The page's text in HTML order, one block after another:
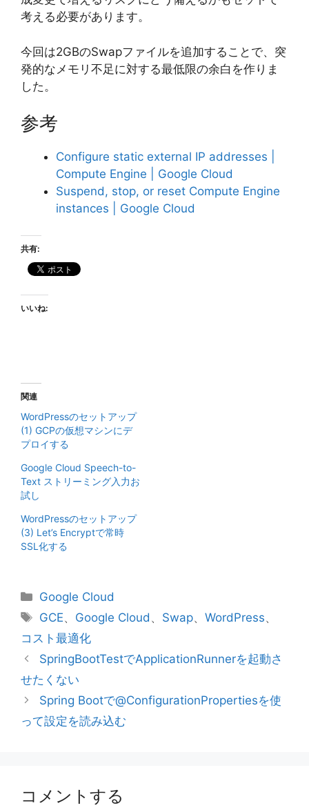
考える必要があります。
今回は2GBのSwapファイルを追加することで、突
発的なメモリ不足に対する最低限の余白を作りま
した。
参考
Configure static external IP addresses |
Compute Engine | Google Cloud
Suspend, stop, or reset Compute Engine
instances | Google Cloud
共有:
いいね:
関連
WordPressのセットアップ
(1) GCPの仮想マシンにデ
プロイする
Google Cloud Speech-to-
Text ストリーミング入力お
試し
WordPressのセットアップ
(3) Let’s Encryptで常時
SSL化する
カ
テ
リ
ー
Google Cloud
タ
グ
GCE、 Google Cloud 、 Swap、WordPress、
コスト最適化
SpringBootTestでApplicationRunnerを起動さ
せたくない
Spring Bootで@ConfigurationPropertiesを使
って設定を読み込む
コメントする